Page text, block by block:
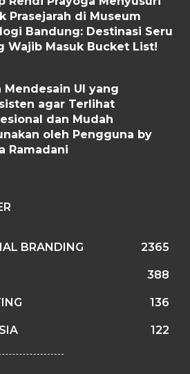
Prasejarah di Museum
Bandung: Destinasi Seru
Wajib Masuk Bucket List!
Mendesain UI yang
agar Terlihat
dan Mudah
oleh Pengguna by
Ramadani
BRANDING 2365
388
136
122